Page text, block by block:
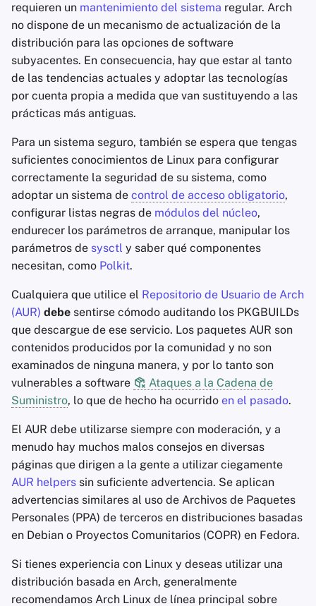
requieren un mantenimiento del sistema regular. Arch
no dispone de un mecanismo de actualización de la
distribución para las opciones de software
subyacentes. En consecuencia, hay que estar al tanto
de las tendencias actuales y adoptar las tecnologías
por cuenta propia a medida que van sustituyendo a las
prácticas más antiguas.
Para un sistema seguro, también se espera que tengas
suficientes conocimientos de Linux para configurar
correctamente la seguridad de su sistema, como
adoptar un sistema de control de acceso obligatorio,
configurar listas negras de módulos del núcleo,
endurecer los parámetros de arranque, manipular los
parámetros de sysctl y saber qué componentes
necesitan, como Polkit.
Cualquiera que utilice el Repositorio de Usuario de Arch
(AUR) debe sentirse cómodo auditando los PKGBUILDs
que descargue de ese servicio. Los paquetes AUR son
contenidos producidos por la comunidad y no son
examinados de ninguna manera, y por lo tanto son
vulnerables a software
Ataques a la Cadena de
Suministro, lo que de hecho ha ocurrido en el pasado.
El AUR debe utilizarse siempre con moderación, y a
menudo hay muchos malos consejos en diversas
páginas que dirigen a la gente a utilizar ciegamente
AUR helpers sin suficiente advertencia. Se aplican
advertencias similares al uso de Archivos de Paquetes
Personales (PPA) de terceros en distribuciones basadas
en Debian o Proyectos Comunitarios (COPR) en Fedora.
Si tienes experiencia con Linux y deseas utilizar una
distribución basada en Arch, generalmente
recomendamos Arch Linux de línea principal sobre